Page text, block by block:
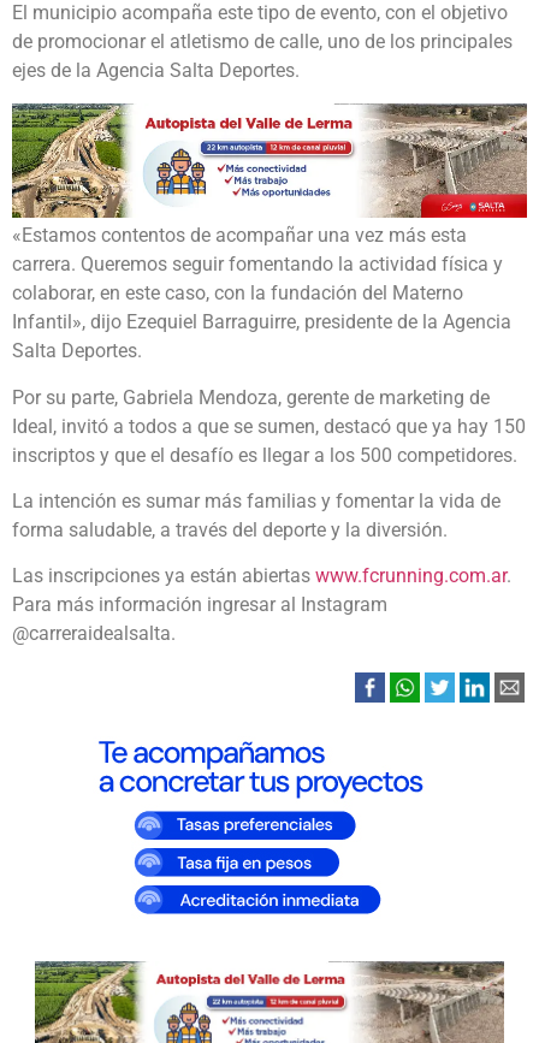
El municipio acompaña este tipo de evento, con el objetivo
de promocionar el atletismo de calle, uno de los principales
ejes de la Agencia Salta Deportes.
«Estamos contentos de acompañar una vez más esta
carrera. Queremos seguir fomentando la actividad física y
colaborar, en este caso, con la fundación del Materno
Infantil», dijo Ezequiel Barraguirre, presidente de la Agencia
Salta Deportes.
Por su parte, Gabriela Mendoza, gerente de marketing de
Ideal, invitó a todos a que se sumen, destacó que ya hay 150
inscriptos y que el desafío es llegar a los 500 competidores.
La intención es sumar más familias y fomentar la vida de
forma saludable, a través del deporte y la diversión.
Las inscripciones ya están abiertas www.fcrunning.com.ar.
Para más información ingresar al Instagram
@carreraidealsalta.